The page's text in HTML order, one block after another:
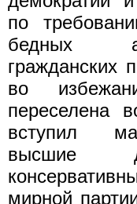
по
бедных
гражданских
во
переселена
вступил
высшие
мирной